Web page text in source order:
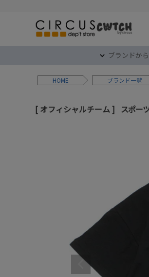
検索
ブランドか
HOME ブランド
オフィシャルチーム スポー